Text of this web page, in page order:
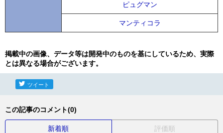
ピュグマン
マンティコラ
掲載中の画像、データ等は開発中のものを基にしているため、実際
とは異なる場合がございます。
ツイート
この記事のコメント(0)
新着順 評価順